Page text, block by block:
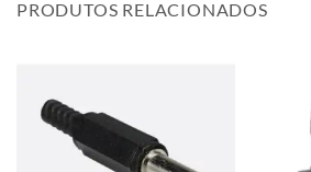
PRODUTOS RELACIONADOS